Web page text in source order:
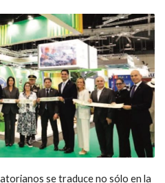
se traduce no sólo en la